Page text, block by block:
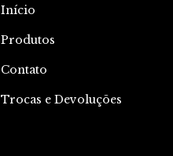
Início
Produtos
Contato
Trocas e Devoluções